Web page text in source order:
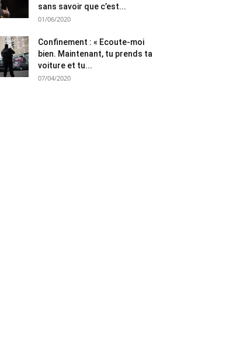
sans savoir que c’est...
01/06/2020
Confinement : « Ecoute-moi
bien. Maintenant, tu prends ta
voiture et tu...
07/04/2020